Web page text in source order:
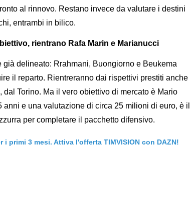
al rinnovo. Restano invece da valutare i destini
entrambi in bilico.
rientrano Rafa Marin e Marianucci
delineato: Rrahmani, Buongiorno e Beukema
il reparto. Rientreranno dai rispettivi prestiti anche
Torino. Ma il vero obiettivo di mercato è Mario
e una valutazione di circa 25 milioni di euro, è il
per completare il pacchetto difensivo.
i primi 3 mesi. Attiva l'offerta TIMVISION con DAZN!